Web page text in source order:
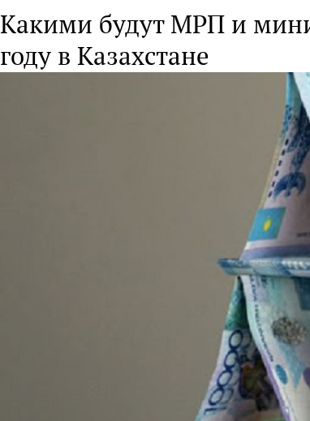
Какими будут МРП и
году в Казахстане